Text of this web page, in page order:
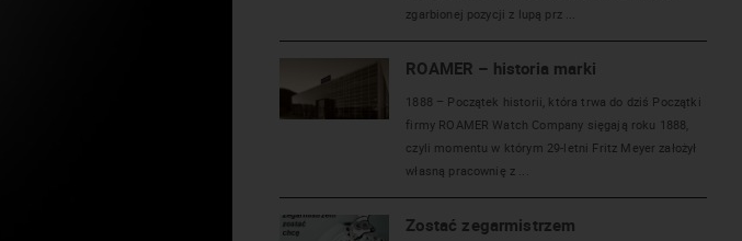
zgarbionej pozycji z lupą prz ...
ROAMER – historia marki
1888 – Początek historii, która trwa do dziś Początki
firmy ROAMER Watch Company sięgają roku 1888,
czyli momentu w którym 29-letni Fritz Meyer założył
własną pracownię z ...
Zostać zegarmistrzem